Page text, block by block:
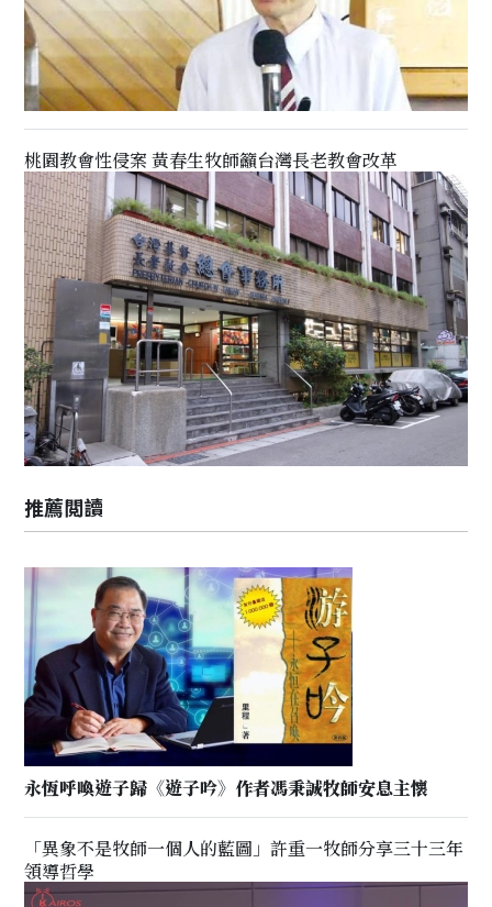
桃園教會性侵案 黃春生牧師籲台灣長老教會改革
推薦閲讀
永恆呼喚遊子歸《遊子吟》作者馮秉誠牧師安息主懷
「異象不是牧師一個人的藍圖」許重一牧師分享三十三年
領導哲學